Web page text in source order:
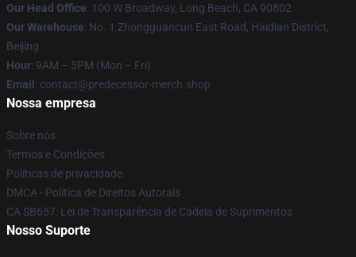
Our Head Office: 100 W Broadway, Long Beach, CA 90802
Our Warehouse: No. 1 Zhongguancun East Road, Haidian District,
Beijing
Hour: 9AM – 5PM (Mon – Fri)
Email : contact@predecessor-merch.shop
Nossa empresa
Sobre nós
Termos e Condições
Políticas de privacidade
DMCA - Política de Direitos Autorais
CA SB657: Lei de Transparência de Cadeia de Suprimentos
Nosso Suporte